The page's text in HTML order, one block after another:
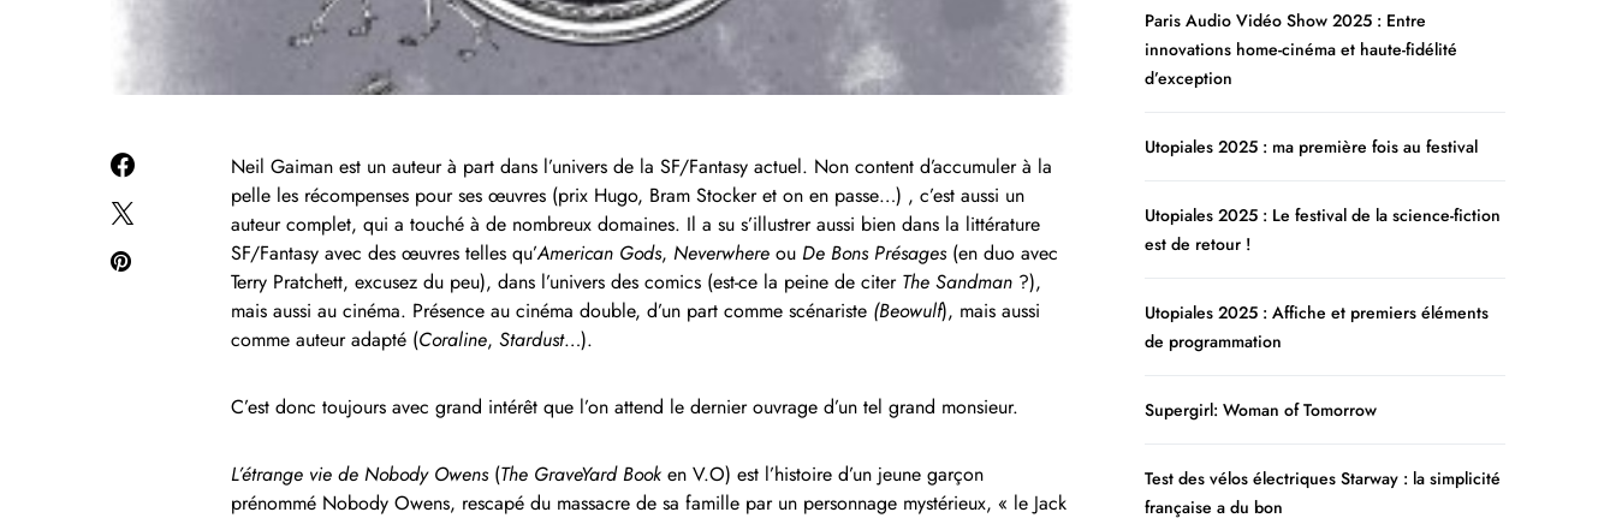
Neil Gaiman est un auteur à part dans l’univers de la SF/Fantasy actuel. Non content d’accumuler à la
pelle les récompenses pour ses œuvres (prix Hugo, Bram Stocker et on en passe…) , c’est aussi un
auteur complet, qui a touché à de nombreux domaines. Il a su s’illustrer aussi bien dans la littérature
SF/Fantasy avec des œuvres telles qu’American Gods, Neverwhere ou De Bons Présages(en duo avec
Terry Pratchett, excusez du peu), dans l’univers des comics (est-ce la peine de citer The Sandman ?),
mais aussi au cinéma. Présence au cinéma double, d’un part comme scénariste (Beowulf), mais aussi
comme auteur adapté (Coraline, Stardust…).
C’est donc toujours avec grand intérêt que l’on attend le dernier ouvrage d’un tel grand monsieur.
L’étrange vie de Nobody Owens(The GraveYard Book en V.O) est l’histoire d’un jeune garçon
prénommé Nobody Owens, rescapé du massacre de sa famille par un personnage mystérieux, « le Jack
Paris Audio Vidéo Show 2025 : Entre
innovations home-cinéma et haute-fidélité
d’exception
Utopiales 2025 : ma première fois au festival
Utopiales 2025 : Le festival de la science-fiction
est de retour !
Utopiales 2025 : Affiche et premiers éléments
de programmation
Supergirl: Woman of Tomorrow
Test des vélos électriques Starway : la simplicité
française a du bon